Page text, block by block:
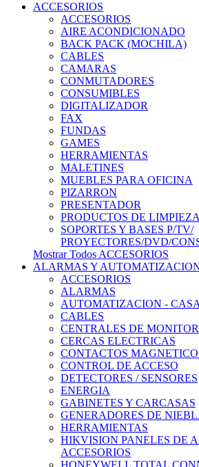
ACCESORIOS
ACCESORIOS
AIRE ACONDICIONADO
BACK PACK (MOCHILA)
CABLES
CAMARAS
CONMUTADORES
CONSUMIBLES
DIGITALIZADOR
FAX
FUNDAS
GAMES
HERRAMIENTAS
MALETINES
MUEBLES PARA OFICINA
PIZARRON
PRESENTADOR
PRODUCTOS DE LIMPIEZA
SOPORTES Y BASES P/TV/
PROYECTORES/DVD/
Mostrar Todos ACCESORIOS
ALARMAS Y
ACCESORIOS
ALARMAS
AUTOMATIZACION -
CABLES
CENTRALES DE
CERCAS ELECTRICAS
CONTACTOS
CONTROL DE ACCESO
DETECTORES / SENSORES
ENERGIA
GABINETES Y CARCASAS
GENERADORES DE
HERRAMIENTAS
HIKVISION PANELES DE
ACCESORIOS
HONEYWELL TOTAL